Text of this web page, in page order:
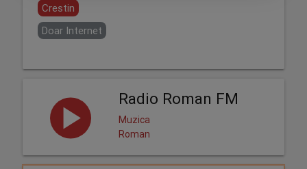
Crestin
Doar Internet
Radio Roman FM
Muzica
Roman